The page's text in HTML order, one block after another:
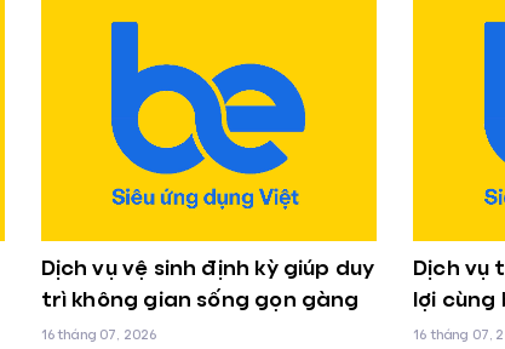
Dịch vụ vệ sinh định kỳ giúp duy
trì không gian sống gọn gàng
16 tháng 07, 2026
Dịch vụ
lợi cùng
16 tháng 07,